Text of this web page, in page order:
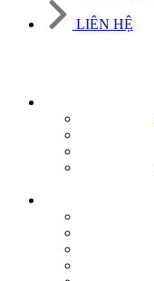
LIÊN HỆ